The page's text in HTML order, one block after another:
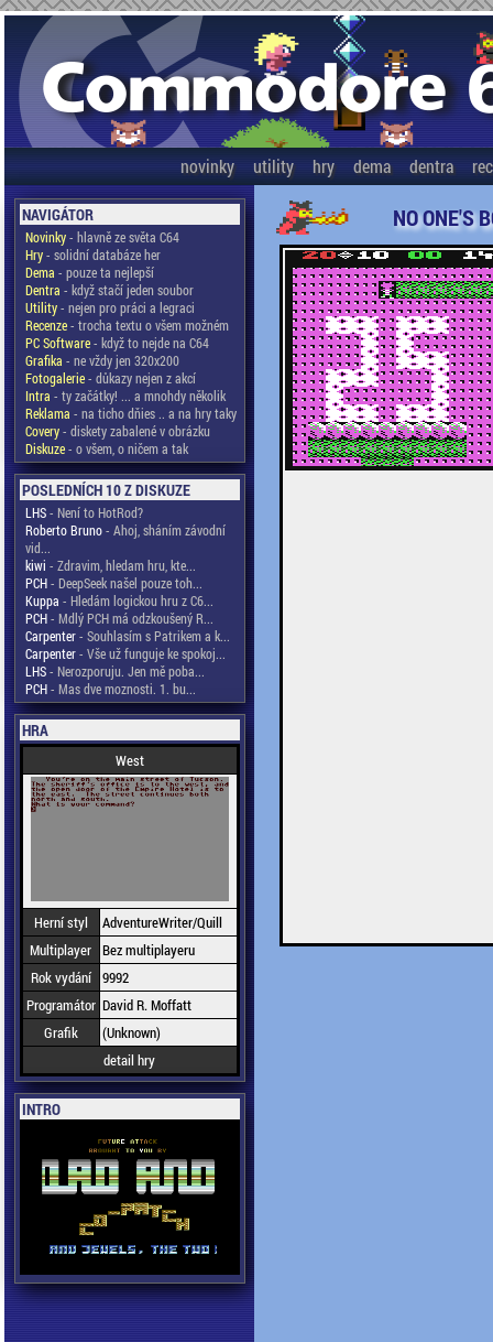
novinky utility hry dema dentra
NAVIGÁTOR
Novinky- hlavně ze světa C64
Hry- solidní databáze her
Dema - pouze ta nejlepší
Dentra - když stačí jeden soubor
Utility- nejen pro práci a legraci
Recenze- trocha textu o všem možném
PC Software- když to nejde na C64
Grafika - ne vždy jen 320x200
Fotogalerie- důkazy nejen z akcí
Intra - ty začátky! ... a mnohdy několik
Reklama - na ticho dňies .. a na hry taky
Covery- diskety zabalené v obrázku
Diskuze- o všem, o ničem a tak
POSLEDNÍCH 10 Z DISKUZE
LHS- Není to HotRod?
Roberto Bruno- Ahoj, sháním závodní
vid...
kiwi - Zdravim, hledam hru, kte...
PCH- DeepSeek našel pouze toh...
Kuppa - Hledám logickou hru z C6...
PCH- Mdlý PCH má odzkoušený R...
Carpenter- Souhlasím s Patrikem a k...
Carpenter- Vše už funguje ke spokoj...
LHS- Nerozporuju. Jen mě poba...
PCH- Mas dve moznosti. 1. bu...
HRA
West
Herní styl
AdventureWriter/Quill
Multiplayer Bez multiplayeru
Rok vydání 9992
Programátor David R. Moffatt
Grafik
(Unknown)
detail hry
INTRO
NO ONE'S